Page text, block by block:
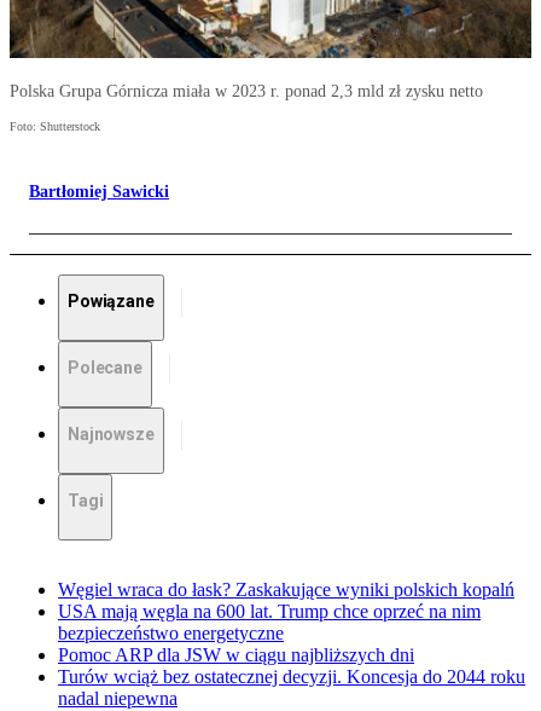
Polska Grupa Górnicza miała w 2023 r. ponad 2,3 mld zł zysku netto
Foto: Shutterstock
Bartłomiej Sawicki
Powiązane
Polecane
Najnowsze
Tagi
Węgiel wraca do łask? Zaskakujące wyniki polskich kopalń
USA mają węgla na 600 lat. Trump chce oprzeć na nim
bezpieczeństwo energetyczne
Pomoc ARP dla JSW w ciągu najbliższych dni
Turów wciąż bez ostatecznej decyzji. Koncesja do 2044 roku
nadal niepewna